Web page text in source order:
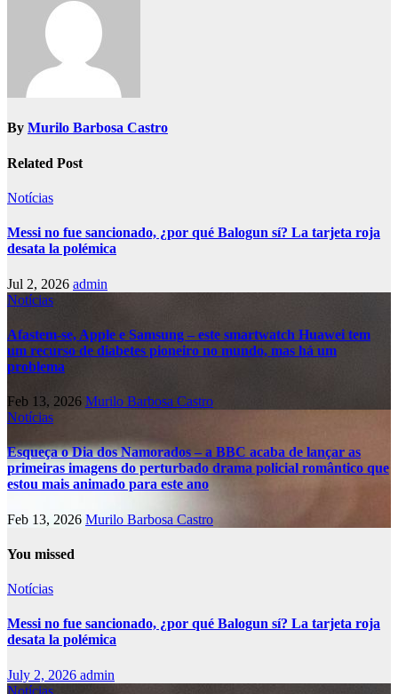
By Murilo Barbosa Castro
Related Post
Notícias
Messi no fue sancionado, ¿por qué Balogun sí? La tarjeta roja
desata la polémica
Jul 2, 2026 admin
Notícias
Afastem-se, Apple e Samsung – este smartwatch Huawei tem
um recurso de diabetes pioneiro no mundo, mas há um
problema
Feb 13, 2026 Murilo Barbosa Castro
Notícias
Esqueça o Dia dos Namorados – a BBC acaba de lançar as
primeiras imagens do perturbado drama policial romântico que
estou mais animado para este ano
Feb 13, 2026 Murilo Barbosa Castro
You missed
Notícias
Messi no fue sancionado, ¿por qué Balogun sí? La tarjeta roja
desata la polémica
July 2, 2026 admin
Notícias